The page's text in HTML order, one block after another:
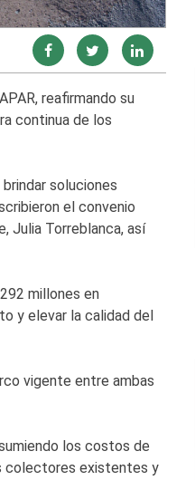
reafirmando su
continua de los
soluciones
el convenio
Julia Torreblanca, así
millones en
y elevar la calidad del
vigente entre ambas
los costos de
colectores existentes y